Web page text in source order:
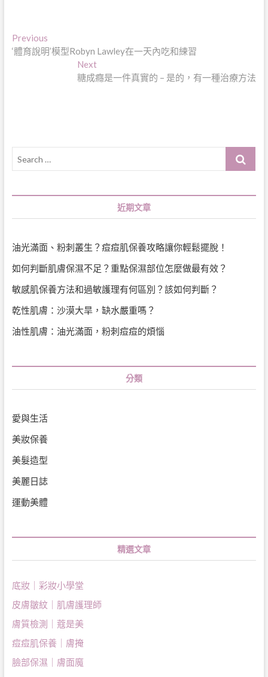
文
章
PreviousPrevious
post:
‘體育說明’模型Robyn Lawley在一天內吃和練習
NextNext
post:
糖成癮是一件真實的 – 是的，有一種治療方法
Search
近期文章
油光滿面、粉刺叢生？痘痘肌保養攻略讓你輕鬆擺脫！
如何判斷肌膚保濕不足？重點保濕部位怎麼做最有效？
敏感肌保養方法和過敏護理有何區別？該如何判斷？
乾性肌膚：沙漠大旱，缺水嚴重嗎？
油性肌膚：油光滿面，粉刺痘痘的煩惱
分類
愛與生活
美妝保養
美髮造型
美麗日誌
運動美體
精選文章
底妝｜彩妝小學堂
皮膚皺紋｜肌膚護理師
膚質檢測｜蔻是美
痘痘肌保養｜膚掩
臉部保濕｜膚面魔